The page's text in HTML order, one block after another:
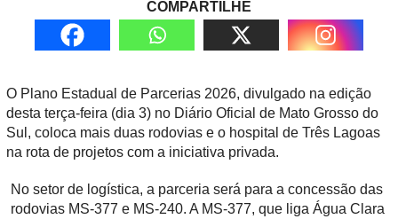
COMPARTILHE
O Plano Estadual de Parcerias 2026, divulgado na edição
desta terça-feira (dia 3) no Diário Oficial de Mato Grosso do
Sul, coloca mais duas rodovias e o hospital de Três Lagoas
na rota de projetos com a iniciativa privada.
No setor de logística, a parceria será para a concessão das
rodovias MS-377 e MS-240. A MS-377, que liga Água Clara